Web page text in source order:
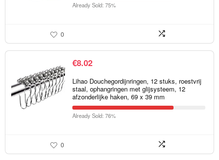
Already Sold: 75%
0
€8.02
Lihao Douchegordijnringen, 12 stuks, roestvrij
staal, ophangringen met glijsysteem, 12
afzonderlijke haken, 69 x 39 mm
Already Sold: 76%
0